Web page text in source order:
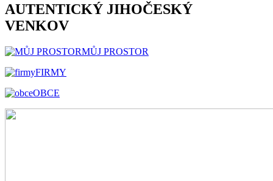
AUTENTICKÝ JIHOČESKÝ
VENKOV
MŮJ PROSTOR
FIRMY
OBCE